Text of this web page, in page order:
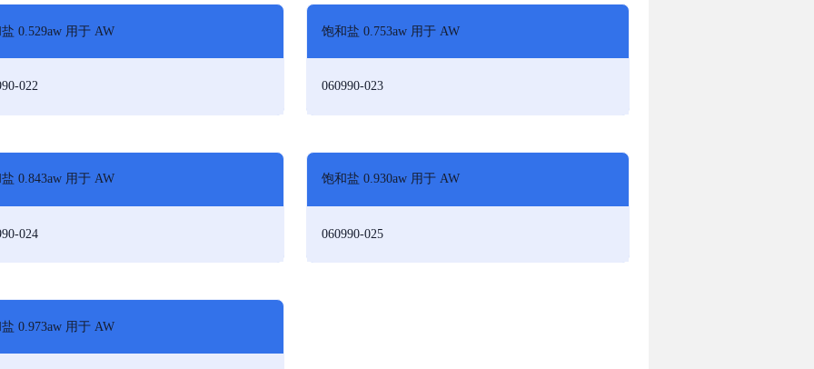
0.529aw 用于 AW
022
饱和盐 0.753aw 用于 AW
060990-023
0.843aw 用于 AW
024
饱和盐 0.930aw 用于 AW
060990-025
0.973aw 用于 AW